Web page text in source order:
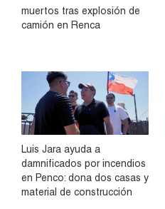
muertos tras explosión de
camión en Renca
Luis Jara ayuda a
damnificados por incendios
en Penco: dona dos casas y
material de construcción